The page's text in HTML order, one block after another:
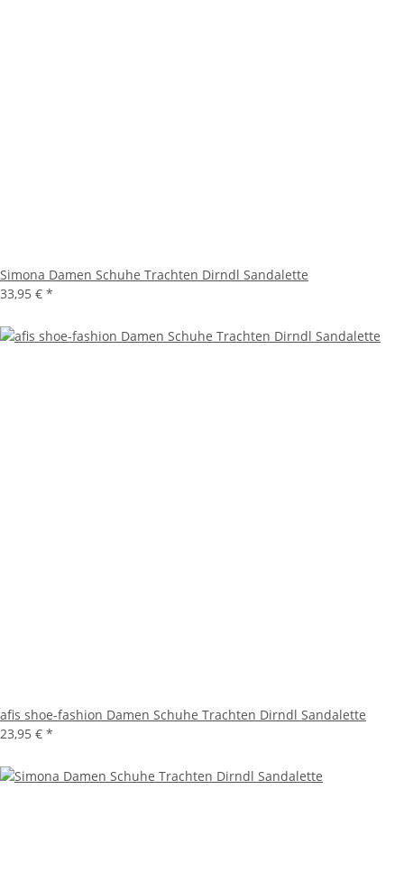
Simona Damen Schuhe Trachten Dirndl Sandalette
33,95 € *
afis shoe-fashion Damen Schuhe Trachten Dirndl Sandalette
23,95 € *